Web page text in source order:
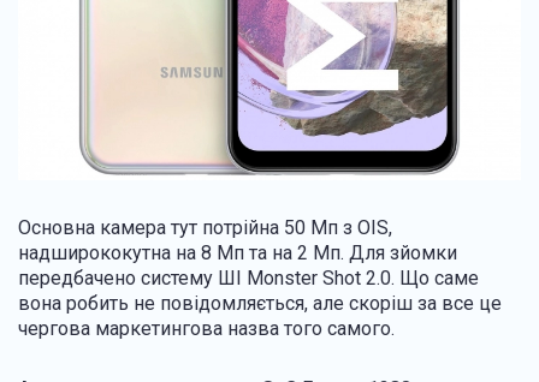
Основна камера тут потрійна 50 Мп з OIS,
надширококутна на 8 Мп та на 2 Мп. Для зйомки
передбачено систему ШІ Monster Shot 2.0. Що саме
вона робить не повідомляється, але скоріш за все це
чергова маркетингова назва того самого.